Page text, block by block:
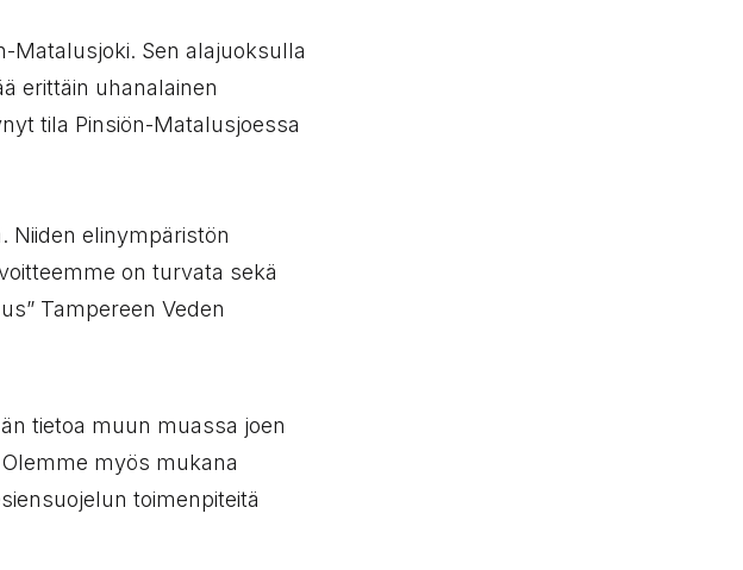
Matalusjoki. Sen alajuoksulla
erittäin uhanalainen
tila Pinsiön-Matalusjoessa
Niiden elinympäristön
on turvata sekä
Tampereen Veden
tietoa muun muassa joen
myös mukana
toimenpiteitä